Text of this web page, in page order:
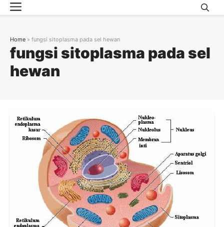
Skip
to
Menu
fungsi sitoplasma pada sel
hewan
Home » fungsi sitoplasma pada sel hewan